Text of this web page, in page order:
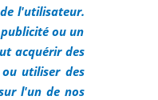
l'utilisateur.
ou un
acquérir des
ou utiliser des
l'un de nos